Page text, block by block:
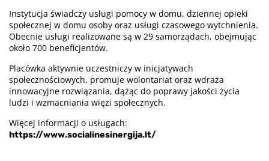
Instytucja świadczy usługi pomocy w domu, dziennej opieki
społecznej w domu osoby oraz usługi czasowego wytchnienia.
Obecnie usługi realizowane są w 29 samorządach, obejmując
około 700 beneficjentów.
Placówka aktywnie uczestniczy w inicjatywach
społecznościowych, promuje wolontariat oraz wdraża
innowacyjne rozwiązania, dążąc do poprawy jakości życia
ludzi i wzmacniania więzi społecznych.
Więcej informacji o usługach:
https://www.socialinesinergija.lt/